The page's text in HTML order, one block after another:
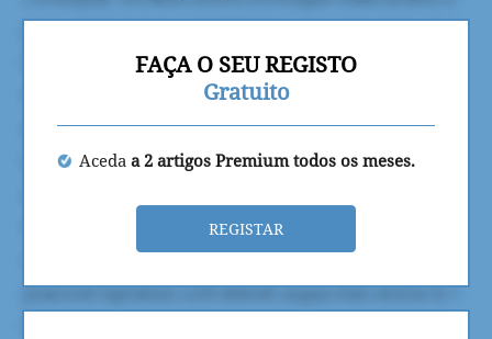
FAÇA O SEU REGISTO
Gratuito
Aceda a 2 artigos Premium todos os meses.
REGISTAR